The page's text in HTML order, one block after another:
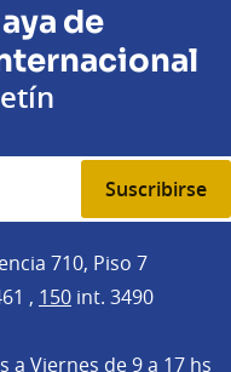
de
Suscribirse
710, Piso 7
, 150 int. 3490
a Viernes de 9 a 17 hs